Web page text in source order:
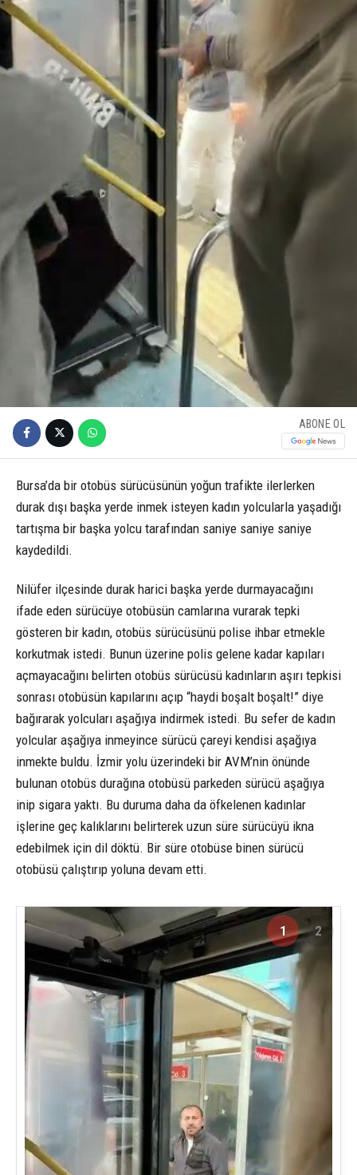
ABONE OL
Bursa’da bir otobüs sürücüsünün yoğun trafikte ilerlerken
durak dışı başka yerde inmek isteyen kadın yolcularla yaşadığı
tartışma bir başka yolcu tarafından saniye saniye saniye
kaydedildi.
Nilüfer ilçesinde durak harici başka yerde durmayacağını
ifade eden sürücüye otobüsün camlarına vurarak tepki
gösteren bir kadın, otobüs sürücüsünü polise ihbar etmekle
korkutmak istedi. Bunun üzerine polis gelene kadar kapıları
açmayacağını belirten otobüs sürücüsü kadınların aşırı tepkisi
sonrası otobüsün kapılarını açıp “haydi boşalt boşalt!” diye
bağırarak yolcuları aşağıya indirmek istedi. Bu sefer de kadın
yolcular aşağıya inmeyince sürücü çareyi kendisi aşağıya
inmekte buldu. İzmir yolu üzerindeki bir AVM’nin önünde
bulunan otobüs durağına otobüsü parkeden sürücü aşağıya
inip sigara yaktı. Bu duruma daha da öfkelenen kadınlar
işlerine geç kalıklarını belirterek uzun süre sürücüyü ikna
edebilmek için dil döktü. Bir süre otobüse binen sürücü
otobüsü çalıştırıp yoluna devam etti.
1 2